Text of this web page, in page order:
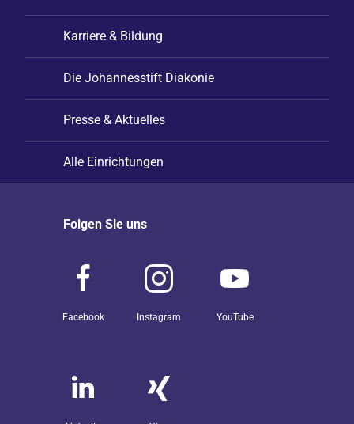
Karriere & Bildung
Die Johannesstift Diakonie
Presse & Aktuelles
Alle Einrichtungen
Folgen Sie uns
Facebook Instagram YouTube